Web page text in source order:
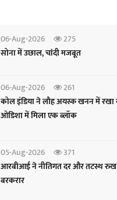
06-Aug-2026
275
सोना में उछाल, चांदी मजबूत
06-Aug-2026
261
कोल इंडिया ने लौह अयस्क खनन में
ओडिशा में मिला एक ब्लॉक
05-Aug-2026
371
आरबीआई ने नीतिगत दर और तटस्थ
बरकरार